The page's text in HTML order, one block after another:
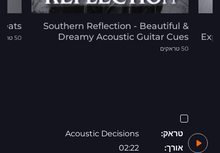
Southern Reflection - Beautiful &
Dreamy Acoustic Guitar Cues
50 טראקים
50 טראקים
טראק:
Acoustic Decisions
אורך:
02:22